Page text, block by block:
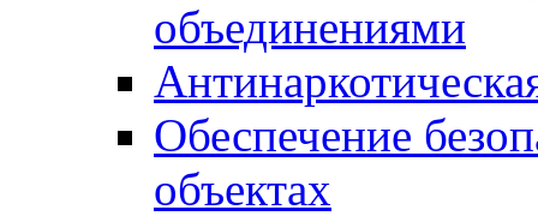
объединениями
Обеспечение
объектах